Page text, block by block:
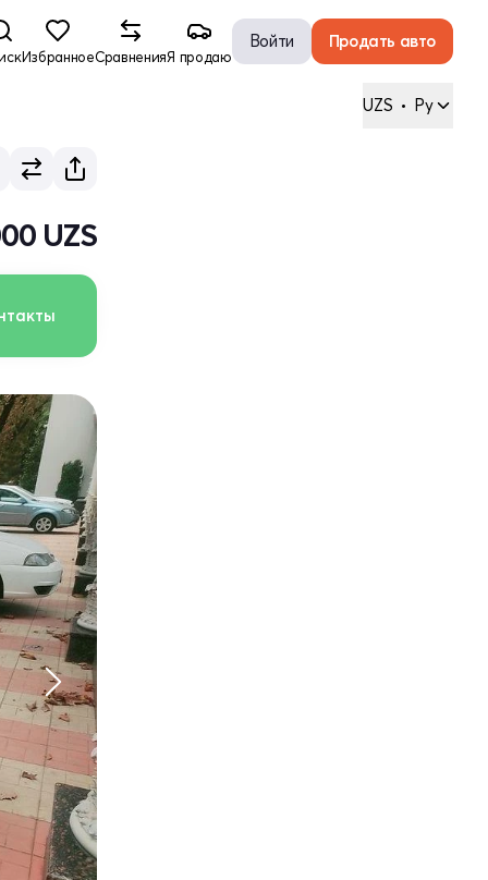
ИзбранноеСравненияЯ продаю
Войти Продать авто
UZS • Ру
UZS